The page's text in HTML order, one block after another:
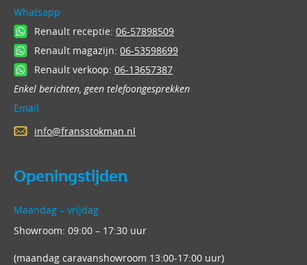
Whatsapp
Renault receptie: 06-57898509
Renault magazijn: 06-53598699
Renault verkoop: 06-13657387
Enkel berichten, geen telefoongesprekken
Email
info@fransstokman.nl
Openingstijden
Maandag – vrijdag
Showroom: 09:00 – 17:30 uur
(maandag caravanshowroom 13:00-17:00 uur)